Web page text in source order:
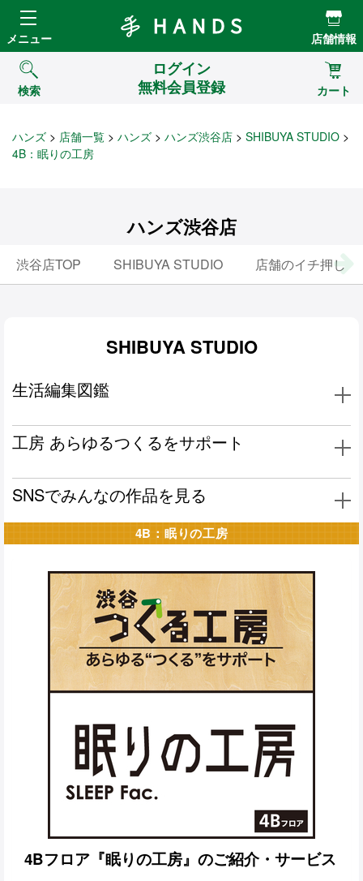
Hands ハンズ
メニュー 店舗情報
検索
ログイン
無料会員登録
カート
ハンズ 店舗一覧 ハンズ ハンズ渋谷店
SHIBUYA STUDIO
4B：眠りの工房
ハンズ渋谷店
渋谷店TOP SHIBUYA STUDIO 店舗のイチ押し
SHIBUYA STUDIO
生活編集図鑑
工房 あらゆるつくるをサポート
SNSでみんなの作品を見る
4B：眠りの工房
4Bフロア『眠りの工房』のご紹介・サービス